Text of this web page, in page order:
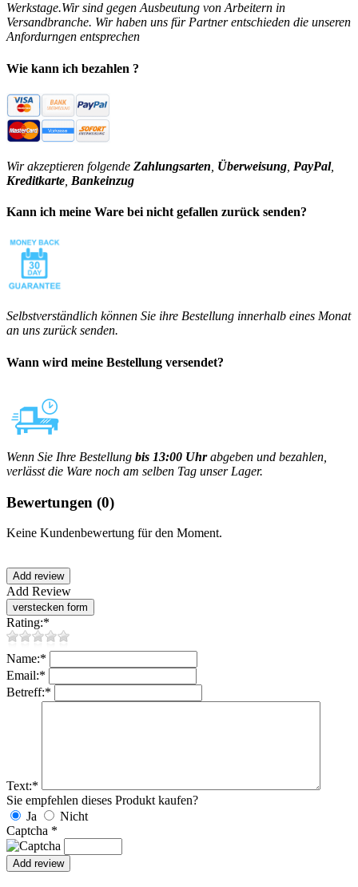
Werkstage.Wir sind gegen Ausbeutung von Arbeitern in
Versandbranche. Wir haben uns für Partner entschieden die unseren
Anfordurngen entsprechen
Wie kann ich bezahlen ?
Wir akzeptieren folgende Zahlungsarten Überweisung PayPal,
Kreditkarte Bankeinzug
Kann ich meine Ware bei nicht gefallen zurück senden?
Selbstverständlich können Sie ihre Bestellung innerhalb eines Monat
an uns zurück senden.
Wann wird meine Bestellung versendet?
Wenn Sie Ihre Bestellung bis 13:00 Uhrabgeben und bezahlen,
verlässt die Ware noch am selben Tag unser Lager.
Bewertungen (0)
Keine Kundenbewertung für den Moment.
Add Review
Rating:*
Name:*
Email:*
Betreff:*
Text:*
Sie empfehlen dieses Produkt kaufen?
Ja
Nicht
Captcha *